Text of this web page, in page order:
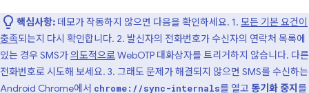
핵심사항: 데모가 작동하지 않으면 다음을 확인하세요. 1. 모든 기본 요건이
충족되는지 다시 확인합니다. 2. 발신자의 전화번호가 수신자의 연락처 목록에
있는 경우 SMS가의도적으로 WebOTP 대화상자를 트리거하지 않습니다. 다른
전화번호로 시도해 보세요. 3. 그래도 문제가 해결되지 않으면 SMS를 수신하는
Android Chrome에서 chrome://sync-internals를 열고 동기화 중지 를